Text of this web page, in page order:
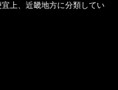
上、近畿地方に分類してい